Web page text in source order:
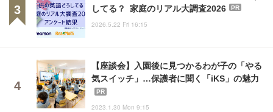
してる？ 家庭のリアル大調査2026
PR
2026.5.22 Fri 16:15
【座談会】入園後に見つかるわが子の「やる
気スイッチ」…保護者に聞く「iKS」の魅力
PR
2023.1.30 Mon 9:15